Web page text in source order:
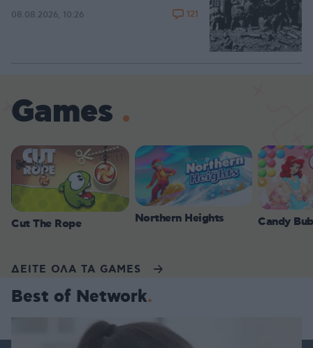
08.08.2026, 10:26 121
Games
Cut The Rope Northern Heights Candy
ΔΕΙΤΕ ΟΛΑ ΤΑ GAMES
Best of Network